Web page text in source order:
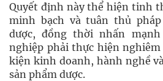
Quyết định này thể hiện tinh
minh bạch và tuân thủ
dược, đồng thời nhấn mạnh
nghiệp phải thực hiện nghiêm
kiện kinh doanh, hành nghề
sản phẩm dược.